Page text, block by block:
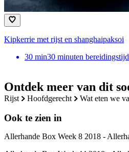
Ontdek meer van dit
rijst hoofdgerecht wat eten we
Ook te zien in
Allerhande Box Week 8 2018 -
Kipkerrie met rijst en shanghaipaksoi
30 min30 minuten bereidingstijd